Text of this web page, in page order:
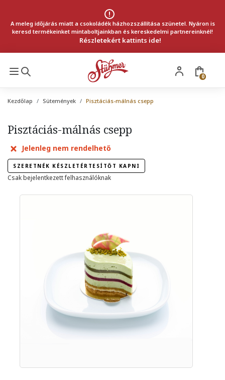
A meleg időjárás miatt a csokoládék házhozszállítása szünetel. Nyáron is
keresd termékeinket mintaboltjainkban és kereskedelmi partnereinknél!
Részletekért kattints ide!
0
Kezdőlap Sütemények Pisztáciás-málnás csepp
Pisztáciás-málnás csepp
Jelenleg nem rendelhető
SZERETNÉK KÉSZLETÉRTESÍTŐT KAPNI
Csak bejelentkezett felhasználóknak